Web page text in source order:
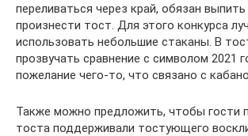
переливаться через край, обязан
произнести тост. Для этого конкурса
использовать небольшие стаканы. В
прозвучать сравнение с символом 2021
пожелание чего-то, что связано с
Также можно предложить, чтобы гости
тоста поддерживали тостующего